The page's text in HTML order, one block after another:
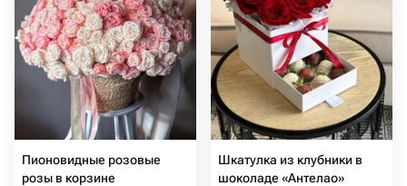
Пионовидные розовые
розы в корзине
Шкатулка из клубники в
шоколаде «Антелао»